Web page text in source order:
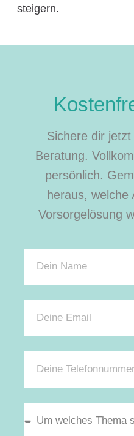
steigern.
Sichere dir
Beratung.
persönlich.
heraus, welche
Vorsorgelösung